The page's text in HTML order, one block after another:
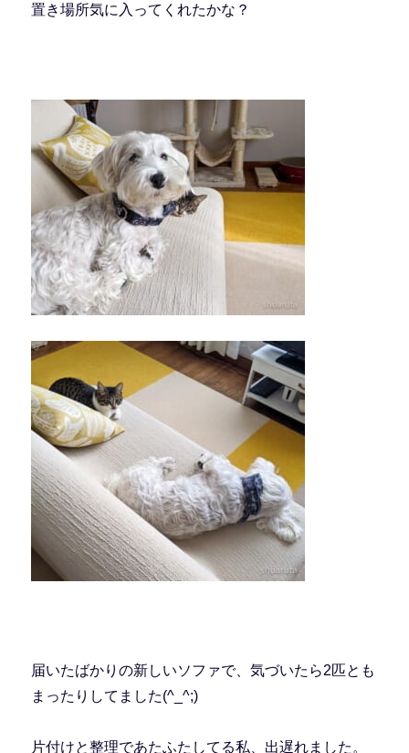
置き場所気に入ってくれたかな？
届いたばかりの新しいソファで、気づいたら2匹とも
まったりしてました(^_^;)
片付けと整理であたふたしてる私、出遅れました。